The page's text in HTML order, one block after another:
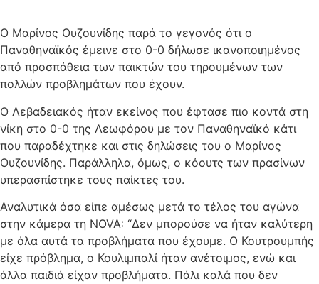
Ο Μαρίνος Ουζουνίδης παρά το γεγονός ότι ο
Παναθηναϊκός έμεινε στο 0-0 δήλωσε ικανοποιημένος
από προσπάθεια των παικτών του τηρουμένων των
πολλών προβλημάτων που έχουν.
Ο Λεβαδειακός ήταν εκείνος που έφτασε πιο κοντά στη
νίκη στο 0-0 της Λεωφόρου με τον Παναθηναϊκό κάτι
που παραδέχτηκε και στις δηλώσεις του ο Μαρίνος
Ουζουνίδης. Παράλληλα, όμως, ο κόουτς των πρασίνων
υπερασπίστηκε τους παίκτες του.
Αναλυτικά όσα είπε αμέσως μετά το τέλος του αγώνα
στην κάμερα τη NOVA: “Δεν μπορούσε να ήταν καλύτερη
με όλα αυτά τα προβλήματα που έχουμε. Ο Κουτρουμπής
είχε πρόβλημα, ο Κουλιμπαλί ήταν ανέτοιμος, ενώ και
άλλα παιδιά είχαν προβλήματα. Πάλι καλά που δεν